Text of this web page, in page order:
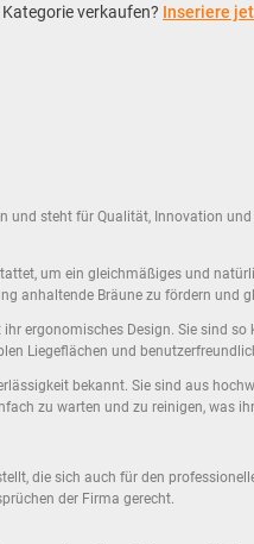
Kategorie verkaufen? Inseriere
und steht für Qualität, Innovation
um ein gleichmäßiges und
anhaltende Bräune zu fördern und
ergonomisches Design. Sie sind
Liegeflächen und
bekannt. Sie sind aus
zu warten und zu reinigen, was
die sich auch für den
der Firma gerecht.